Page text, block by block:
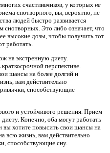
счастливчиков, у которых не
снотворного, вы, вероятно, не
людей быстро развивается
снотворных. Это либо означает, что
высокие дозы, чтобы получить тот
работать.
на экстренную диету.
перспективе.
шансы на более долгий и
вам действительно
способствующие
и устойчивого решения. Прием
Конечно, оба могут работать
вы хотите повысить свои шансы на
всю жизнь, вам действительно
способствующие сну.